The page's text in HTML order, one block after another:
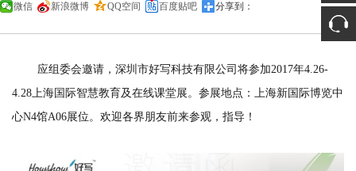
微信 新浪微博 QQ空间 百度贴吧 分享到：
应组委会邀请，深圳市好写科技有限公司将参加2017年4.26-
4.28上海国际智慧教育及在线课堂展。参展地点：上海新国际博览中
心N4馆A06展位。欢迎各界朋友前来参观，指导！